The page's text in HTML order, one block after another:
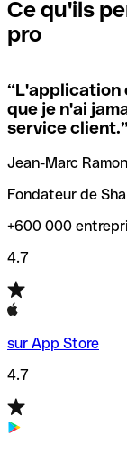
signifie que vous
locales.
Si vous n'êtes
utiliser, nous
codes SWIFT par
vérification/
trouver et
transferts
Ce qu'ils
pro
“L'application
que je n'ai
service client.
Jean-Marc
Fondateur de
+600 000
4.7
sur App Store
4.7